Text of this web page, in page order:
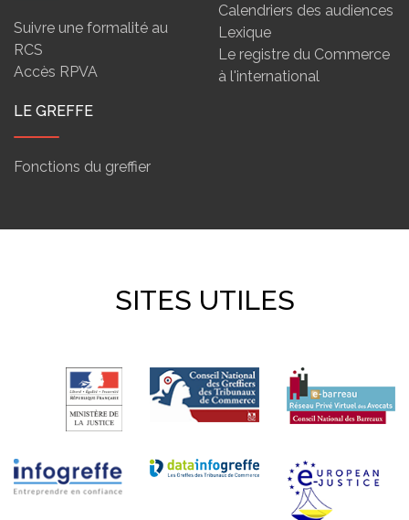
Suivre une formalité au
RCS
Accès RPVA
Calendriers des audiences
Lexique
Le registre du Commerce
à l'international
LE GREFFE
Fonctions du greffier
SITES UTILES